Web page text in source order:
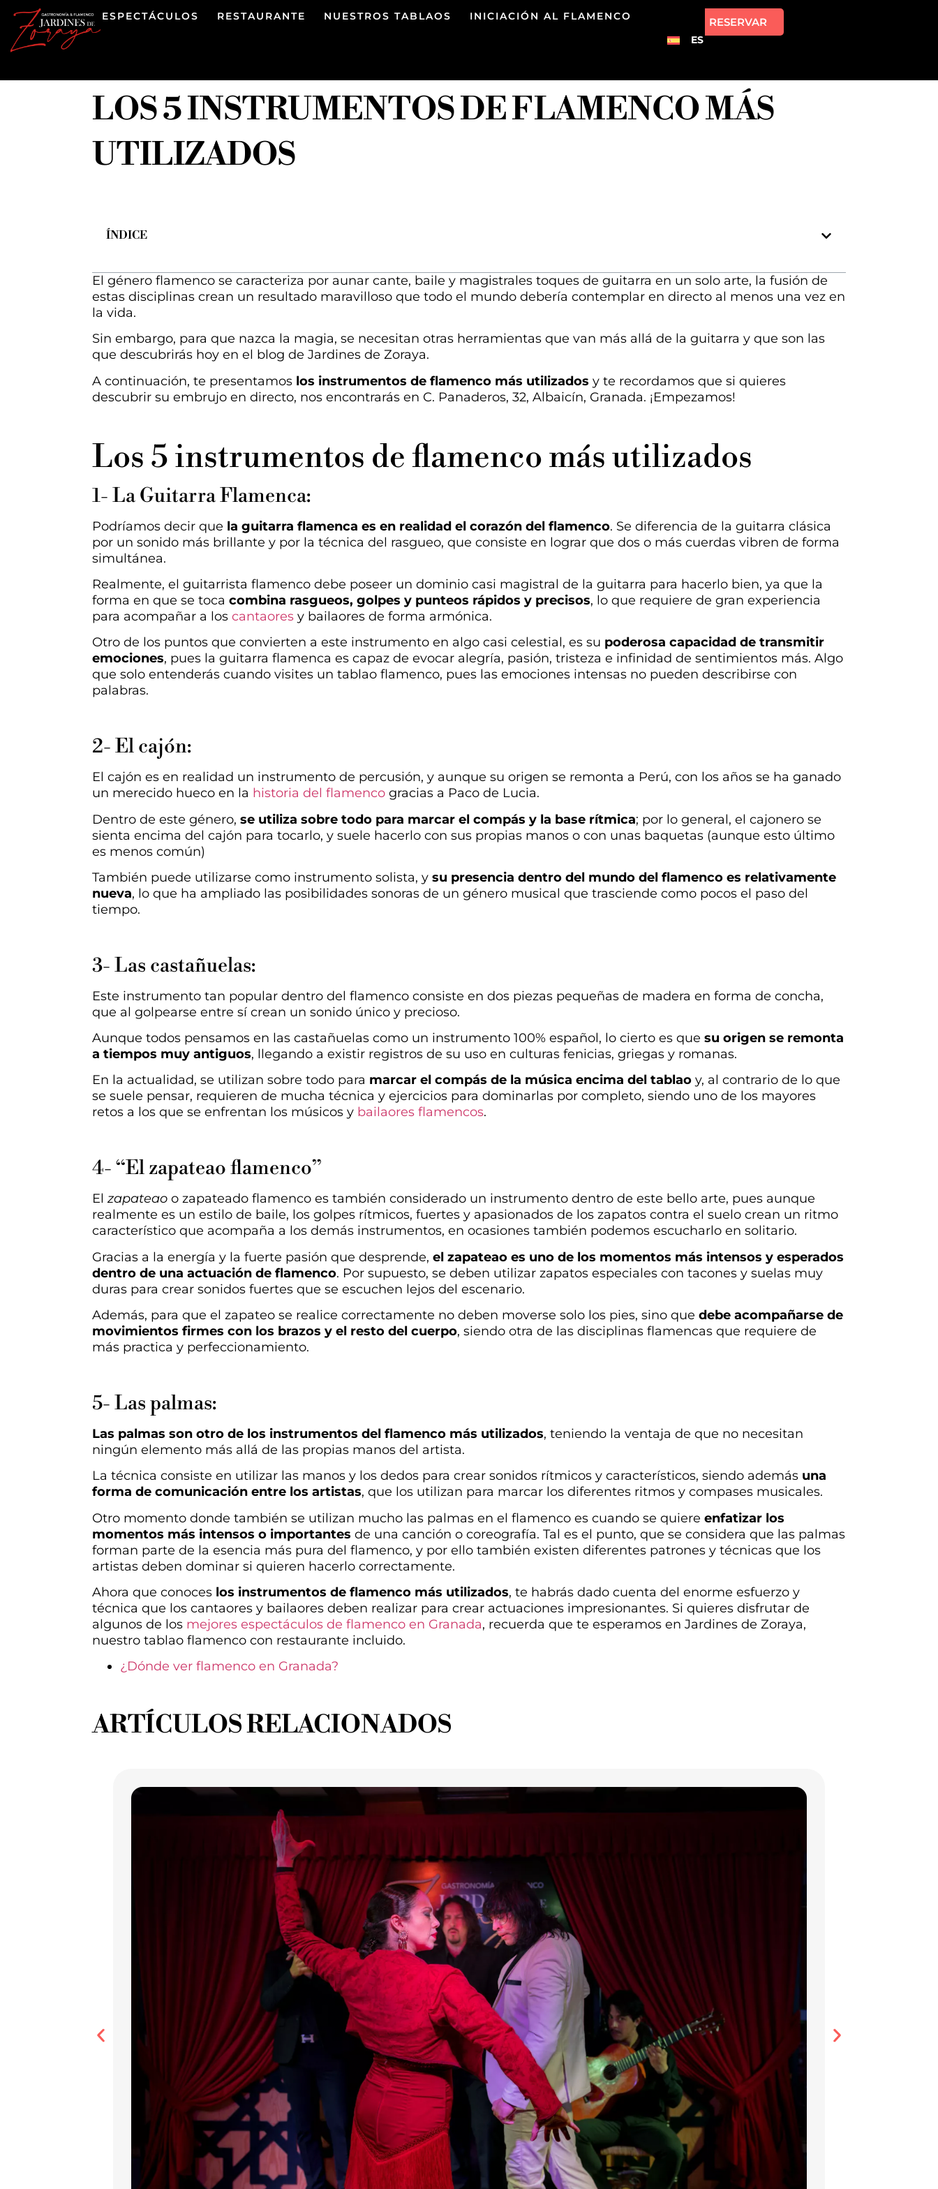
ESPECTÁCULOS RESTAURANTE NUESTROS TABLAOS
INICIACIÓN AL FLAMENCO
ES
RESERVAR
LOS 5 INSTRUMENTOS DE FLAMENCO MÁS
UTILIZADOS
ÍNDICE
El género flamenco se caracteriza por aunar cante, baile y magistrales toques de guitarra en un solo arte, la fusión de
estas disciplinas crean un resultado maravilloso que todo el mundo debería contemplar en directo al menos una vez en
la vida.
Sin embargo, para que nazca la magia, se necesitan otras herramientas que van más allá de la guitarra y que son las
que descubrirás hoy en el blog de Jardines de Zoraya.
A continuación, te presentamos los instrumentos de flamenco más utilizados y te recordamos que si quieres
descubrir su embrujo en directo, nos encontrarás en C. Panaderos, 32, Albaicín, Granada. ¡Empezamos!
Los 5 instrumentos de flamenco más utilizados
1- La Guitarra Flamenca:
Podríamos decir que la guitarra flamenca es en realidad el corazón del flamenco. Se diferencia de la guitarra clásica
por un sonido más brillante y por la técnica del rasgueo, que consiste en lograr que dos o más cuerdas vibren de forma
simultánea.
Realmente, el guitarrista flamenco debe poseer un dominio casi magistral de la guitarra para hacerlo bien, ya que la
forma en que se toca combina rasgueos, golpes y punteos rápidos y precisos, lo que requiere de gran experiencia
para acompañar a los cantaores y bailaores de forma armónica.
Otro de los puntos que convierten a este instrumento en algo casi celestial, es su poderosa capacidad de transmitir
emociones, pues la guitarra flamenca es capaz de evocar alegría, pasión, tristeza e infinidad de sentimientos más. Algo
que solo entenderás cuando visites un tablao flamenco, pues las emociones intensas no pueden describirse con
palabras.
2- El cajón:
El cajón es en realidad un instrumento de percusión, y aunque su origen se remonta a Perú, con los años se ha ganado
un merecido hueco en la historia del flamenco gracias a Paco de Lucia.
Dentro de este género, se utiliza sobre todo para marcar el compás y la base rítmica; por lo general, el cajonero se
sienta encima del cajón para tocarlo, y suele hacerlo con sus propias manos o con unas baquetas (aunque esto último
es menos común)
También puede utilizarse como instrumento solista, y su presencia dentro del mundo del flamenco es relativamente
nueva, lo que ha ampliado las posibilidades sonoras de un género musical que trasciende como pocos el paso del
tiempo.
3- Las castañuelas:
Este instrumento tan popular dentro del flamenco consiste en dos piezas pequeñas de madera en forma de concha,
que al golpearse entre sí crean un sonido único y precioso.
Aunque todos pensamos en las castañuelas como un instrumento 100% español, lo cierto es que su origen se remonta
a tiempos muy antiguos, llegando a existir registros de su uso en culturas fenicias, griegas y romanas.
En la actualidad, se utilizan sobre todo para marcar el compás de la música encima del tablao y, al contrario de lo que
se suele pensar, requieren de mucha técnica y ejercicios para dominarlas por completo, siendo uno de los mayores
retos a los que se enfrentan los músicos y bailaores flamencos.
4- “El zapateao flamenco”
Elzapateao o zapateado flamenco es también considerado un instrumento dentro de este bello arte, pues aunque
realmente es un estilo de baile, los golpes rítmicos, fuertes y apasionados de los zapatos contra el suelo crean un ritmo
característico que acompaña a los demás instrumentos, en ocasiones también podemos escucharlo en solitario.
Gracias a la energía y la fuerte pasión que desprende, el zapateao es uno de los momentos más intensos y esperados
dentro de una actuación de flamenco. Por supuesto, se deben utilizar zapatos especiales con tacones y suelas muy
duras para crear sonidos fuertes que se escuchen lejos del escenario.
Además, para que el zapateo se realice correctamente no deben moverse solo los pies, sino que debe acompañarse de
movimientos firmes con los brazos y el resto del cuerpo, siendo otra de las disciplinas flamencas que requiere de
más practica y perfeccionamiento.
5- Las palmas:
Las palmas son otro de los instrumentos del flamenco más utilizados, teniendo la ventaja de que no necesitan
ningún elemento más allá de las propias manos del artista.
La técnica consiste en utilizar las manos y los dedos para crear sonidos rítmicos y característicos, siendo además una
forma de comunicación entre los artistas, que los utilizan para marcar los diferentes ritmos y compases musicales.
Otro momento donde también se utilizan mucho las palmas en el flamenco es cuando se quiere enfatizar los
momentos más intensos o importantes de una canción o coreografía. Tal es el punto, que se considera que las palmas
forman parte de la esencia más pura del flamenco, y por ello también existen diferentes patrones y técnicas que los
artistas deben dominar si quieren hacerlo correctamente.
Ahora que conoces los instrumentos de flamenco más utilizados, te habrás dado cuenta del enorme esfuerzo y
técnica que los cantaores y bailaores deben realizar para crear actuaciones impresionantes. Si quieres disfrutar de
algunos de los mejores espectáculos de flamenco en Granada, recuerda que te esperamos en Jardines de Zoraya,
nuestro tablao flamenco con restaurante incluido.
¿Dónde ver flamenco en Granada?
ARTÍCULOS RELACIONADOS